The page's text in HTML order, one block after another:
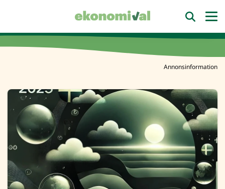
Annonsinformation